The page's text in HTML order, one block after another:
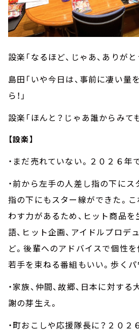
設楽「なるほど、じゃあ、ありが
島田「いや今日は、事前に凄い量
ら！」
設楽「ほんと？じゃあ誰からみて
【設楽】
・まだ売れていない。２０２６年
・前から左手の人差し指の下にス
指の下にもスター線ができた。
わす力があるため、ヒット商品を
語、ヒット企画、アイドルプロデ
ど。後輩へのアドバイスで個性を
若手を束ねる番組もいい。歩くパ
・家族、仲間、故郷、日本に対す
謝の芽生え。
・町おこしや応援隊長に？２０２